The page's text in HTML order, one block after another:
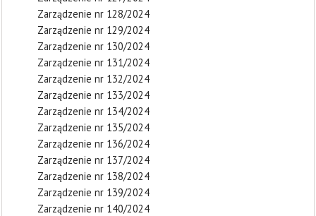
Zarządzenie nr 128/2024
Zarządzenie nr 129/2024
Zarządzenie nr 130/2024
Zarządzenie nr 131/2024
Zarządzenie nr 132/2024
Zarządzenie nr 133/2024
Zarządzenie nr 134/2024
Zarządzenie nr 135/2024
Zarządzenie nr 136/2024
Zarządzenie nr 137/2024
Zarządzenie nr 138/2024
Zarządzenie nr 139/2024
Zarządzenie nr 140/2024